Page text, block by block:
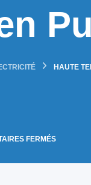
HAUTE
FERMÉS